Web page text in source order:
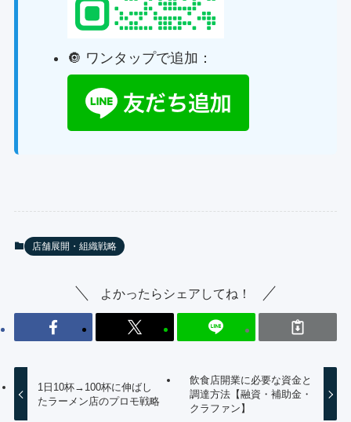
🔘 ワンタップで追加：
店舗展開・組織戦略
よかったらシェアしてね！
1日10杯→100杯に伸ばし
たラーメン店のプロモ戦略
飲食店開業に必要な資金と
調達方法【融資・補助金・
クラファン】